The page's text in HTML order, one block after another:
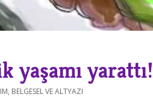
yaşamı yarattı!
, BELGESEL VE ALTYAZI